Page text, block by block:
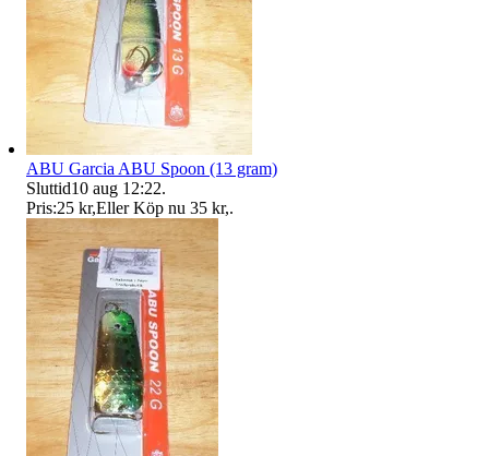
ABU Garcia ABU Spoon (13 gram)
Sluttid10 aug 12:22.
Pris:25 kr,Eller Köp nu 35 kr,.